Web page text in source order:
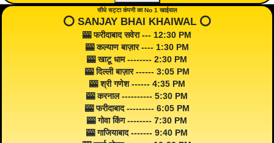
सीधे सट्टा कंपनी का No 1 खाईवाल
⭕️ SANJAY BHAI KHAIWAL ⭕️
🎰 फरीदाबाद सवेरा --- 12:30 PM
🎰 कल्याण बाज़ार ---- 1:30 PM
🎰 खाटू धाम -------- 2:30 PM
🎰 दिल्ली बाज़ार ------ 3:05 PM
🎰 श्री गणेश ------ 4:35 PM
🎰 करनाल ---------- 5:30 PM
🎰 फरीदाबाद --------- 6:05 PM
🎰 गोवा किंग -------- 7:30 PM
🎰 गाजियाबाद ------- 9:40 PM